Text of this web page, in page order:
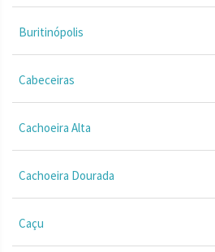
Buritinópolis
Cabeceiras
Cachoeira Alta
Cachoeira Dourada
Caçu